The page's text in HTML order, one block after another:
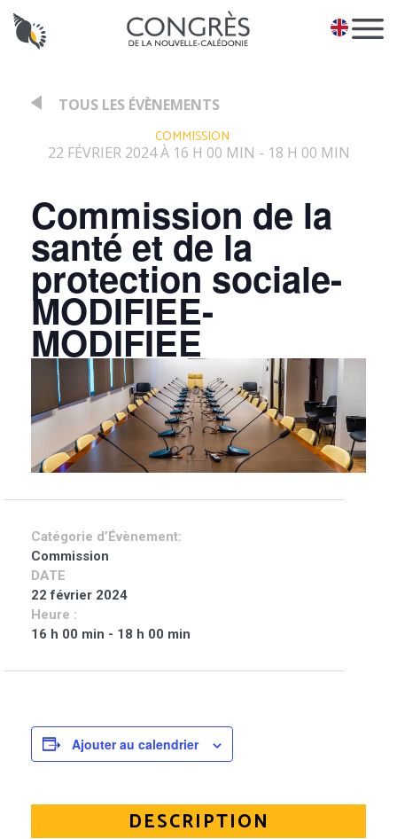
EN
TOUS LES ÉVÈNEMENTS
COMMISSION
22 FÉVRIER 2024 À 16 H 00 MIN - 18 H 00 MIN
Commission de la
santé et de la
protection sociale-
MODIFIEE-
MODIFIEE
Catégorie d’Évènement:
Commission
DATE
22 février 2024
Heure :
16 h 00 min - 18 h 00 min
Ajouter au calendrier
DESCRIPTION
Panneau de gestion des cookies